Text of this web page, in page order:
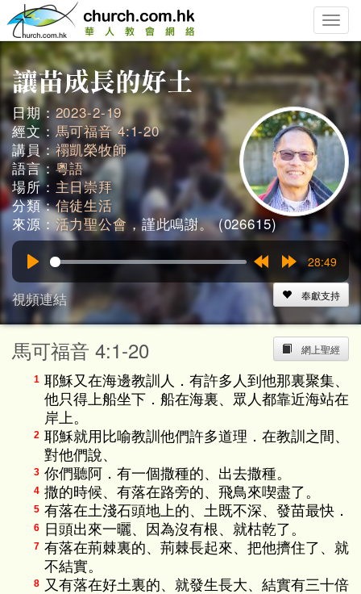
Toggle
日期：2023-2-19
經文：馬可福音 4:1-20
講員：禤凱榮牧師
語言：粵語
場所： 主日崇拜
分類：信徒生活
來源： 活力聖公會 ，謹此鳴謝。 (026615)
Rewind
15s
Forward
15s
28:49
視頻連結 奉獻支持
網上聖經
馬可福音 4:1-20
1 耶穌又在海邊教訓人．有許多人到他那裏聚集、
他只得上船坐下．船在海裏、眾人都靠近海站在
岸上。
2 耶穌就用比喻教訓他們許多道理．在教訓之間、
對他們說、
3 你們聽阿．有一個撒種的、出去撒種。
4 撒的時候、有落在路旁的、飛鳥來喫盡了。
5 有落在土淺石頭地上的、土既不深、發苗最快．
6 日頭出來一曬、因為沒有根、就枯乾了。
7 有落在荊棘裏的、荊棘長起來、把他擠住了、就
不結實。
8 又有落在好土裏的、就發生長大、結實有三十倍